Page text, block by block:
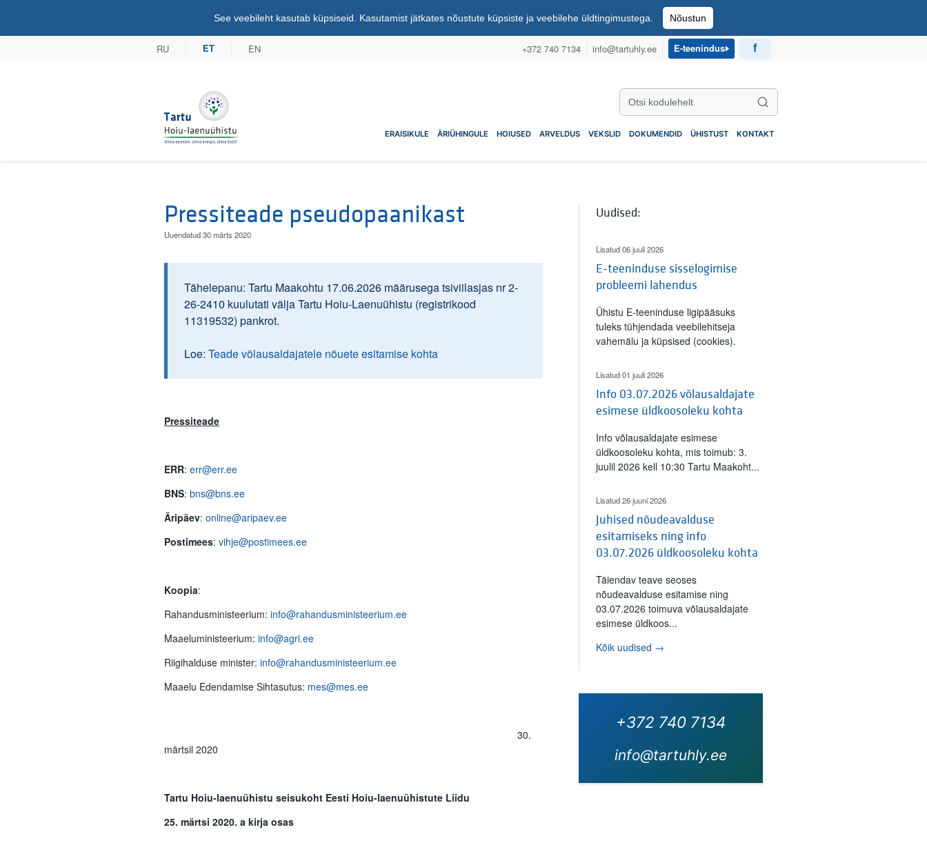
See veebileht kasutab küpsiseid. Kasutamist jätkates nõustute küpsiste ja veebilehe üldtingimustega. Nõustun
RU ET EN +372 740 7134 info@tartuhly.ee E-teenindus
Tartu Hoiu-laenuühistu
Otsi kodulehelt
Otsi
ERAISIKULE ÄRIÜHINGULE HOIUSED ARVELDUS VEKSLID DOKUMENDID ÜHISTUST KONTAKT
Pressiteade pseudopaanikast
Uuendatud 30 märts 2020
Tähelepanu: Tartu Maakohtu 17.06.2026 määrusega tsiviilasjas nr 2-
26-2410 kuulutati välja Tartu Hoiu-Laenuühistu (registrikood
11319532) pankrot.
Loe: Teade võlausaldajatele nõuete esitamise kohta
Pressiteade
ERR: err@err.ee
BNS: bns@bns.ee
Äripäev: online@aripaev.ee
Postimees: vihje@postimees.ee
Koopia:
Rahandusministeerium: info@rahandusministeerium.ee
Maaeluministeerium: info@agri.ee
Riigihalduse minister: info@rahandusministeerium.ee
Maaelu Edendamise Sihtasutus: mes@mes.ee
30.
märtsil 2020
Tartu Hoiu-laenuühistu seisukoht Eesti Hoiu-laenuühistute Liidu
25. märtsi 2020. a kirja osas
Uudised:
Lisatud 06 juuli 2026
E-teeninduse sisselogimise
probleemi lahendus
Ühistu E-teeninduse ligipääsuks
tuleks tühjendada veebilehitseja
vahemälu ja küpsised (cookies).
Lisatud 01 juuli 2026
Info 03.07.2026 võlausaldajate
esimese üldkoosoleku kohta
Info võlausaldajate esimese
üldkoosoleku kohta, mis toimub: 3.
juulil 2026 kell 10:30 Tartu Maakoht...
Lisatud 26 juuni 2026
Juhised nõudeavalduse
esitamiseks ning info
03.07.2026 üldkoosoleku kohta
Täiendav teave seoses
nõudeavalduse esitamise ning
03.07.2026 toimuva võlausaldajate
esimese üldkoos...
Kõik uudised →
+372 740 7134
info@tartuhly.ee